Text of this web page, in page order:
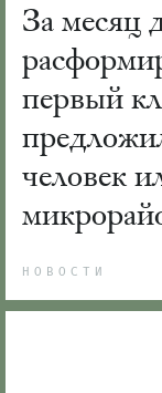
За месяц
первый
человек
НОВОСТИ